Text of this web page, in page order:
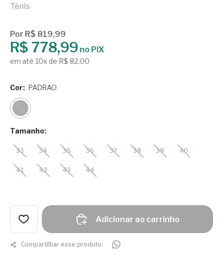
Tênis
Por R$ 819,99
R$ 778,99 no PIX
em até 10x de R$ 82,00
Tamanho:
33 34 35 36 37 38 39 40
41 42 43 44
Cor: PADRAO
Adicionar ao carrinho
Compartilhar esse produto: